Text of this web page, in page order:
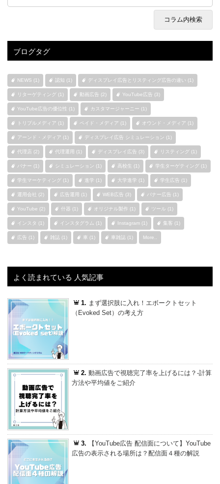
ブログタグ
NEWS (1) 認知 (1) ディスプレイ広告とリスティング広告の違い (1)
リターゲティング (1) 動画広告 (2) YouTube広告 (3)
YouTube広告の優位性 (1) カスタマージャーニー (1)
トリプルメディア (1) ペイド・メディア (1) オウンド・メディア (1)
アーンド・メディア (1) ディスプレイ広告 シミュレーション (1)
代理店 (2) 代理運用 (1) ディスプレイ広告 (3) リスティング (1)
バナー (1) シミュレーション (1) 高校生 (1) 学生ターゲティング (1)
学生マーケティング (1) 進学 (1) 大学進学 (1) 学生広告 (1)
運用会社 (2) 広告運用 (1) WEB広告 (3) バナー広告 (1)
YouTube (2) 什器 (1) オリジナル製作 (1) ツール (1)
インスタ (1) インスタグラム (1) Instagram (1) 集客 (1)
広告 (1) 雑誌 (1) 車 (1) 車雑誌 (1) More..
よく読まれている 人気記事
1. まず選択肢に入れ！エボークトセット
（Evoked Set）の考え方
2. 動画広告で視聴完了率を上げるには？-計算
方法や平均値をご紹介
3.
【YouTube広告 配信面について】YouTube
広告の表示される場所は？配信面４種の解説